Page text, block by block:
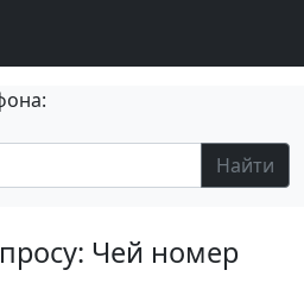
Найти
Чей номер